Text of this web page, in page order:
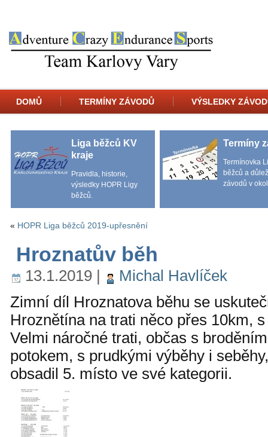
DOMŮ TERMÍNY ZÁVODŮ VÝSLEDKY
Liga běžců KV
kraje
Pravidla, historie,
výsledky HOPR Ligy
běžců.
Termíny
Termínovka
běžců a
závodů v
« HOPR Liga běžců 2019-upřesnění
Hroznatův běh
13.1.2019 |
Michal Havlíček
Zimní díl Hroznatova běhu se
Hroznětína na trati něco přes 10km,
Velmi náročné trati, občas s
potokem, s prudkými výběhy i
obsadil 5. místo ve své kategorii.